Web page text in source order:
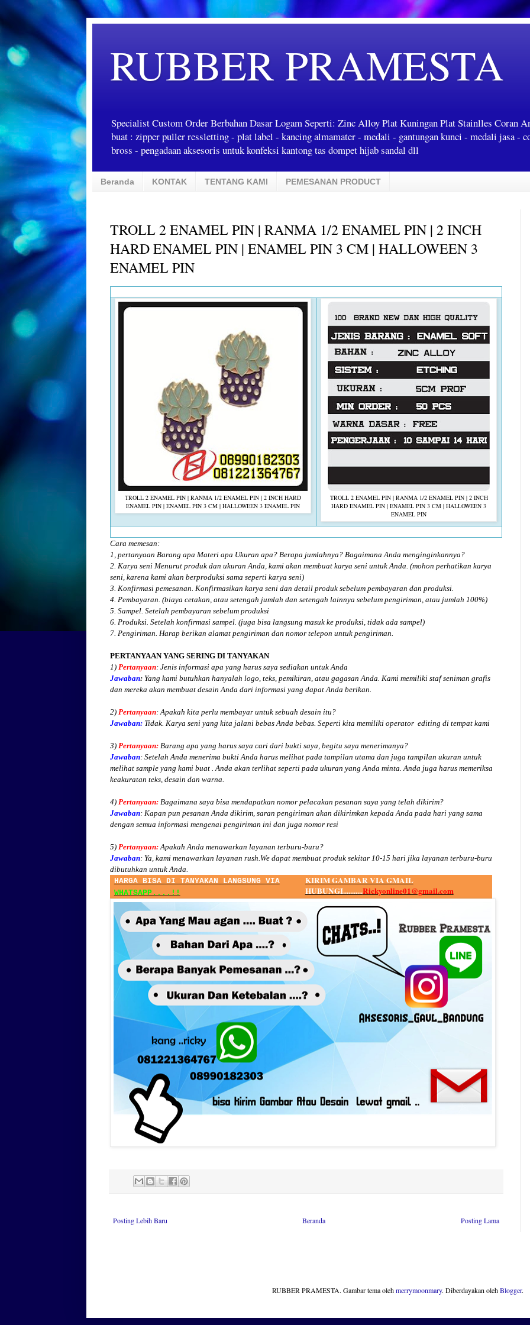
RUBBER PRAMESTA
Specialist Custom Order Berbahan Dasar Logam Seperti: Zinc Alloy Plat Kuningan Plat Stainlles Coran
buat : zipper puller ressletting - plat label - kancing almamater - medali - gantungan kunci - medali jasa -
bross - pengadaan aksesoris untuk konfeksi kantong tas dompet hijab sandal dll
Beranda KONTAK TENTANG KAMI PEMESANAN PRODUCT
TROLL 2 ENAMEL PIN | RANMA 1/2 ENAMEL PIN | 2 INCH
HARD ENAMEL PIN | ENAMEL PIN 3 CM | HALLOWEEN 3
ENAMEL PIN
TROLL 2 ENAMEL PIN | RANMA 1/2 ENAMEL PIN | 2 INCH HARD
ENAMEL PIN | ENAMEL PIN 3 CM | HALLOWEEN 3 ENAMEL PIN
TROLL 2 ENAMEL PIN| RANMA 1/2 ENAMEL PIN| 2 INCH
HARD ENAMEL PIN | ENAMEL PIN 3 CM | HALLOWEEN 3
ENAMEL PIN
Cara memesan:
1, pertanyaan Barang apa Materi apa Ukuran apa? Berapa jumlahnya? Bagaimana Anda menginginkannya?
2. Karya seni Menurut produk dan ukuran Anda, kami akan membuat karya seni untuk Anda. (mohon perhatikan karya
seni, karena kami akan berproduksi sama seperti karya seni)
3. Konfirmasi pemesanan. Konfirmasikan karya seni dan detail produk sebelum pembayaran dan produksi.
4. Pembayaran. (biaya cetakan, atau setengah jumlah dan setengah lainnya sebelum pengiriman, atau jumlah 100%)
5. Sampel. Setelah pembayaran sebelum produksi
6. Produksi. Setelah konfirmasi sampel. (juga bisa langsung masuk ke produksi, tidak ada sampel)
7. Pengiriman. Harap berikan alamat pengiriman dan nomor telepon untuk pengiriman.
PERTANYAAN YANG SERING DI TANYAKAN
1) Pertanyaan: Jenis informasi apa yang harus saya sediakan untuk Anda
Jawaban:Yang kami butuhkan hanyalah logo, teks, pemikiran, atau gagasan Anda. Kami memiliki staf seniman grafis
dan mereka akan membuat desain Anda dari informasi yang dapat Anda berikan.
2) Pertanyaan: Apakah kita perlu membayar untuk sebuah desain itu?
Jawaban:Tidak. Karya seni yang kita jalani bebas Anda bebas. Seperti kita memiliki operator editing di tempat kami
3) Pertanyaan:Barang apa yang harus saya cari dari bukti saya, begitu saya menerimanya?
Jawaban: Setelah Anda menerima bukti Anda harus melihat pada tampilan utama dan juga tampilan ukuran untuk
melihat sample yang kami buat . Anda akan terlihat seperti pada ukuran yang Anda minta. Anda juga harus memeriksa
keakuratan teks, desain dan warna.
4) Pertanyaan:Bagaimana saya bisa mendapatkan nomor pelacakan pesanan saya yang telah dikirim?
Jawaban: Kapan pun pesanan Anda dikirim, saran pengiriman akan dikirimkan kepada Anda pada hari yang sama
dengan semua informasi mengenai pengiriman ini dan juga nomor resi
5) Pertanyaan:Apakah Anda menawarkan layanan terburu-buru?
Jawaban: Ya, kami menawarkan layanan rush.We dapat membuat produk sekitar 10-15 hari jika layanan terburu-buru
dibutuhkan untuk Anda.
HARGA BISA DI TANYAKAN LANGSUNG VIA
WHATSAPP....!!
KIRIM GAMBAR VIA GMAIL
HUBUNGI...........Rickyonline01@gmail.com
Posting Lebih Baru Posting Lama
Beranda
RUBBER PRAMESTA. Gambar tema olehmerrymoonmary. Diberdayakan olehBlogger.